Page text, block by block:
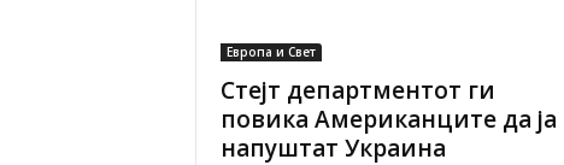
Европа и Свет
Стејт департментот ги
повика Американците да ја
напуштат Украина